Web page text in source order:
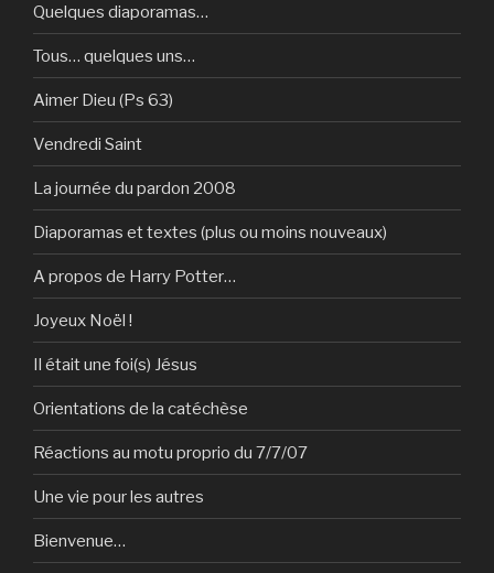
Quelques diaporamas…
Tous… quelques uns…
Aimer Dieu (Ps 63)
Vendredi Saint
La journée du pardon 2008
Diaporamas et textes (plus ou moins nouveaux)
A propos de Harry Potter…
Joyeux Noël !
Il était une foi(s) Jésus
Orientations de la catéchèse
Réactions au motu proprio du 7/7/07
Une vie pour les autres
Bienvenue…